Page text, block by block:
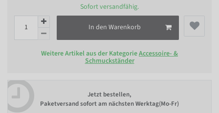
Sofort versandfähig.
In den Warenkorb
Weitere Artikel aus der KategorieAccessoire- &
Schmuckständer
Jetzt bestellen,
Paketversand sofort am nächsten Werktag(Mo-Fr)